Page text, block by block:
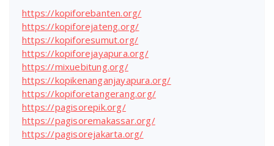
https://kopiforebanten.org/
https://kopiforejateng.org/
https://kopiforesumut.org/
https://kopiforejayapura.org/
https://mixuebitung.org/
https://kopikenanganjayapura.org/
https://kopiforetangerang.org/
https://pagisorepik.org/
https://pagisoremakassar.org/
https://pagisorejakarta.org/